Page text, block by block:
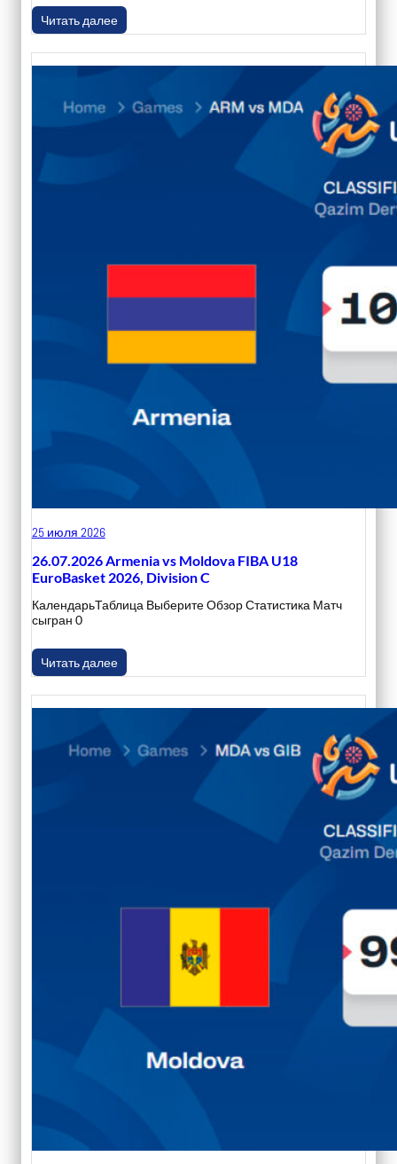
Читать далее
25 июля 2026
26.07.2026 Armenia vs Moldova FIBA U18
EuroBasket 2026, Division C
КалендарьТаблица Выберите Обзор Статистика Матч
сыгран 0
Читать далее